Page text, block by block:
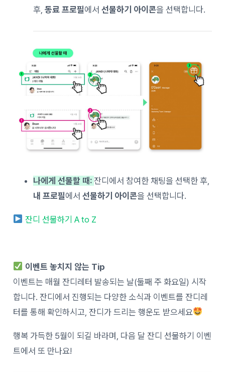
후,동료 프로필에서선물하기 아이콘을 선택합니다.
나에게 선물할 때:잔디에서 참여한 채팅을 선택한 후,
내 프로필에서선물하기 아이콘을 선택합니다.
잔디 선물하기 A to Z
이벤트 놓치지 않는 Tip
이벤트는 매월 잔디레터 발송되는 날(둘째 주 화요일) 시작
합니다. 잔디에서 진행되는 다양한 소식과 이벤트를 잔디레
터를 통해 확인하시고, 잔디가 드리는 행운도 받으세요
행복 가득한 5월이 되길 바라며, 다음 달 잔디 선물하기 이벤
트에서 또 만나요!